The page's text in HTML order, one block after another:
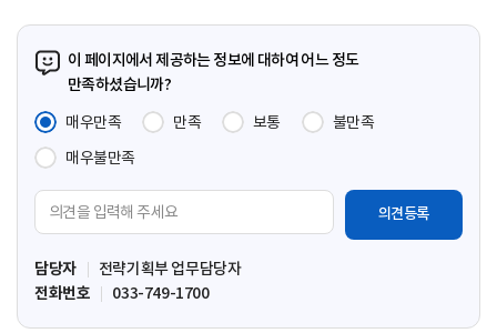
페
이
지
페
이
페
이
막
페
이 페이지에서 제공하는 정보에 대하여 어느 정도
만족하셨습니까?
매우만족
만족 보통
불만족
매우불만족
견
입
력
담당자
전략기획부 업무담당자
전화번호
033-749-1700